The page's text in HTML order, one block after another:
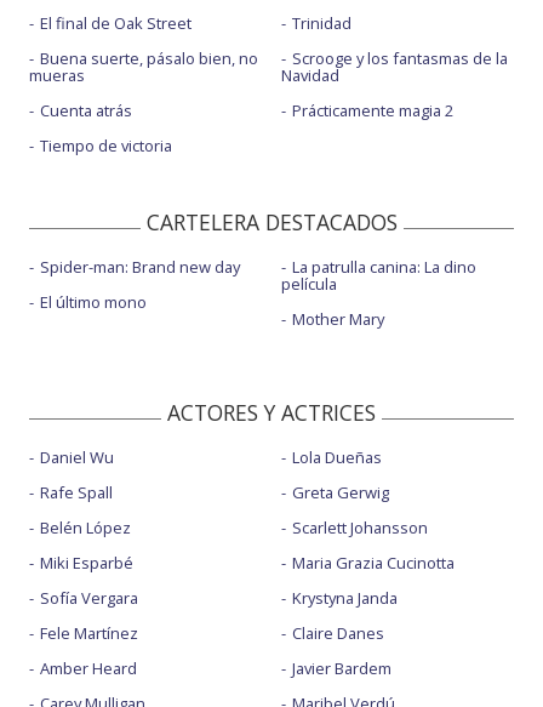
El final de Oak Street
Buena suerte, pásalo bien, no
mueras
Cuenta atrás
Tiempo de victoria
Trinidad
Scrooge y los fantasmas de la
Navidad
Prácticamente magia 2
CARTELERA DESTACADOS
Spider-man: Brand new day
El último mono
La patrulla canina: La dino
película
Mother Mary
ACTORES Y ACTRICES
Daniel Wu
Rafe Spall
Belén López
Miki Esparbé
Sofía Vergara
Fele Martínez
Amber Heard
Lola Dueñas
Greta Gerwig
Scarlett Johansson
Maria Grazia Cucinotta
Krystyna Janda
Claire Danes
Javier Bardem